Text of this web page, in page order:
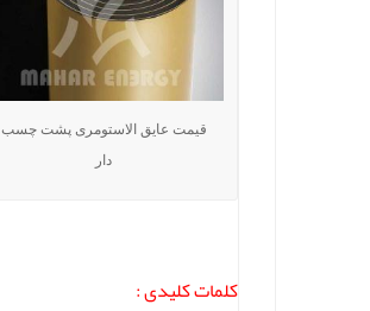
قیمت عایق الاستومری پشت چسب
دار
کلمات کلیدی :